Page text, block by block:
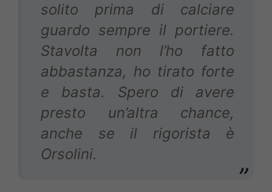
solito prima di calciare
guardo sempre il portiere.
Stavolta non l’ho fatto
abbastanza, ho tirato forte
e basta. Spero di avere
presto un’altra chance,
anche se il rigorista è
Orsolini.